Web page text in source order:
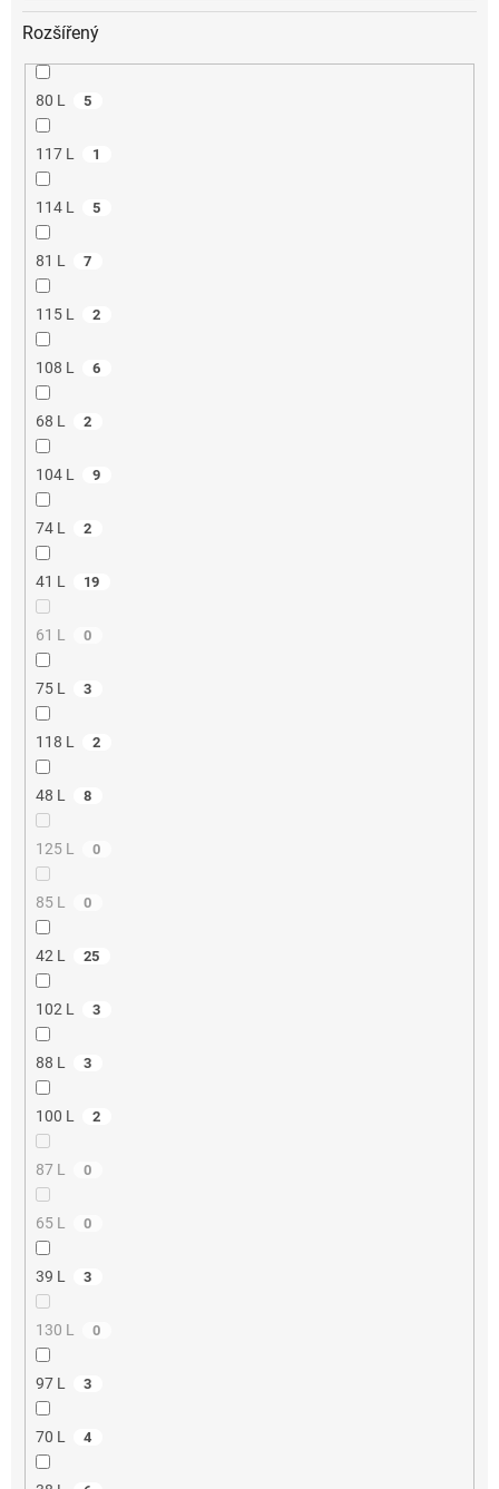
Rozšířený
80 L 5
117 L 1
114 L 5
81 L 7
115 L 2
108 L 6
68 L 2
104 L 9
74 L 2
41 L 19
61 L 0
75 L 3
118 L 2
48 L 8
125 L 0
85 L 0
42 L 25
102 L 3
88 L 3
100 L 2
87 L 0
65 L 0
39 L 3
130 L 0
97 L 3
70 L 4